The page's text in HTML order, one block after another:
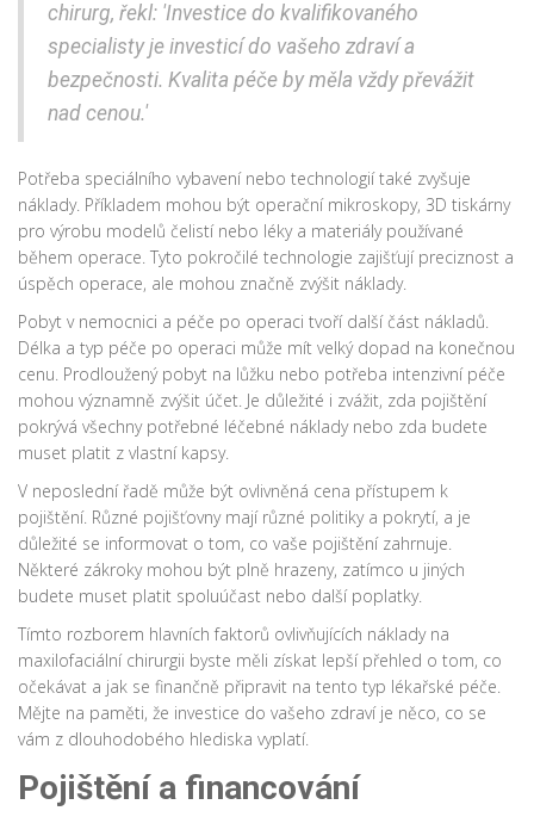
chirurg, řekl: 'Investice do kvalifikovaného
specialisty je investicí do vašeho zdraví a
bezpečnosti. Kvalita péče by měla vždy převážit
nad cenou.'
Potřeba speciálního vybavení nebo technologií také zvyšuje
náklady. Příkladem mohou být operační mikroskopy, 3D tiskárny
pro výrobu modelů čelistí nebo léky a materiály používané
během operace. Tyto pokročilé technologie zajišťují preciznost a
úspěch operace, ale mohou značně zvýšit náklady.
Pobyt v nemocnici a péče po operaci tvoří další část nákladů.
Délka a typ péče po operaci může mít velký dopad na konečnou
cenu. Prodloužený pobyt na lůžku nebo potřeba intenzivní péče
mohou významně zvýšit účet. Je důležité i zvážit, zda pojištění
pokrývá všechny potřebné léčebné náklady nebo zda budete
muset platit z vlastní kapsy.
V neposlední řadě může být ovlivněná cena přístupem k
pojištění. Různé pojišťovny mají různé politiky a pokrytí, a je
důležité se informovat o tom, co vaše pojištění zahrnuje.
Některé zákroky mohou být plně hrazeny, zatímco u jiných
budete muset platit spoluúčast nebo další poplatky.
Tímto rozborem hlavních faktorů ovlivňujících náklady na
maxilofaciální chirurgii byste měli získat lepší přehled o tom, co
očekávat a jak se finančně připravit na tento typ lékařské péče.
Mějte na paměti, že investice do vašeho zdraví je něco, co se
vám z dlouhodobého hlediska vyplatí.
Pojištění a financování